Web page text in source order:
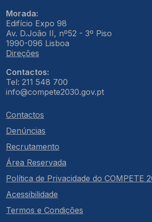
Morada:
Edifício Expo 98
Av. D.João II, nº52 - 3º Piso
1990-096 Lisboa
Direções
Contactos:
Tel: 211 548 700
info@compete2030.gov.pt
Contactos
Denúncias
Recrutamento
Área Reservada
Política de Privacidade do COMPETE
Acessibilidade
Termos e Condições